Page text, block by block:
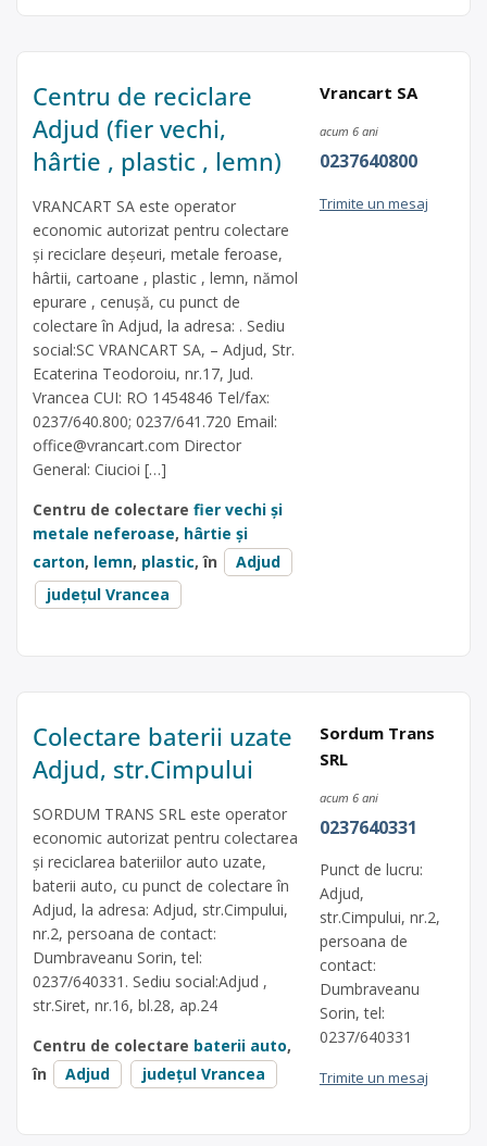
Centru de reciclare
Adjud (fier vechi,
hârtie , plastic , lemn)
VRANCART SA este operator
economic autorizat pentru colectare
și reciclare deșeuri, metale feroase,
hârtii, cartoane , plastic , lemn, nămol
epurare , cenușă, cu punct de
colectare în Adjud, la adresa: . Sediu
social:SC VRANCART SA, – Adjud, Str.
Ecaterina Teodoroiu, nr.17, Jud.
Vrancea CUI: RO 1454846 Tel/fax:
0237/640.800; 0237/641.720 Email:
office@vrancart.com Director
General: Ciucioi […]
Centru de colectare fier vechi și
metale neferoase, hârtie și
carton, lemn, plastic, în
Adjud
județul Vrancea
Vrancart SA
acum 6 ani
0237640800
Trimite un mesaj
Colectare baterii uzate
Adjud, str.Cimpului
SORDUM TRANS SRL este operator
economic autorizat pentru colectarea
și reciclarea bateriilor auto uzate,
baterii auto, cu punct de colectare în
Adjud, la adresa: Adjud, str.Cimpului,
nr.2, persoana de contact:
Dumbraveanu Sorin, tel:
0237/640331. Sediu social:Adjud ,
str.Siret, nr.16, bl.28, ap.24
Centru de colectare baterii auto,
în
Adjud județul Vrancea
Sordum Trans
SRL
acum 6 ani
0237640331
Punct de lucru:
Adjud,
str.Cimpului, nr.2,
persoana de
contact:
Dumbraveanu
Sorin, tel:
0237/640331
Trimite un mesaj